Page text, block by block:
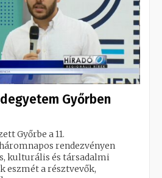
Győrben
Győrbe a 11.
rendezvényen
kulturális és társadalmi
eszmét a résztvevők,